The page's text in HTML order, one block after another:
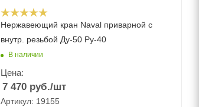
Нержавеющий кран Naval приварной с
внутр. резьбой Ду-50 Ру-40
В наличии
Цена:
7 470руб./шт
Артикул: 19155